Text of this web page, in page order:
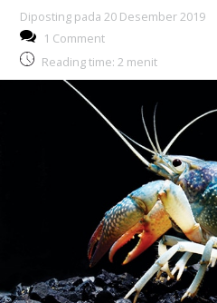
Diposting pada 20 Desember 2019
1 Comment
Reading time: 2 menit